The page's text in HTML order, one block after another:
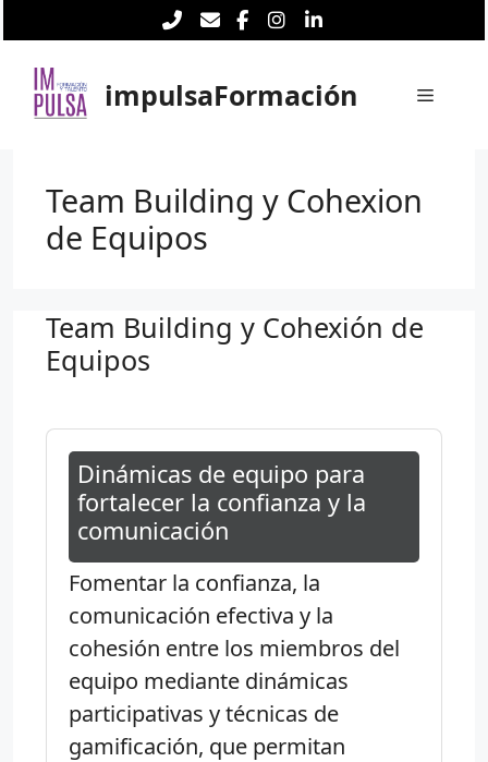
al
contenido
impulsaFormación Menú
Team Building y Cohexion
de Equipos
Team Building y Cohexión de
Equipos
Dinámicas de equipo para
fortalecer la confianza y la
comunicación
Fomentar la confianza, la
comunicación efectiva y la
cohesión entre los miembros del
equipo mediante dinámicas
participativas y técnicas de
gamificación, que permitan